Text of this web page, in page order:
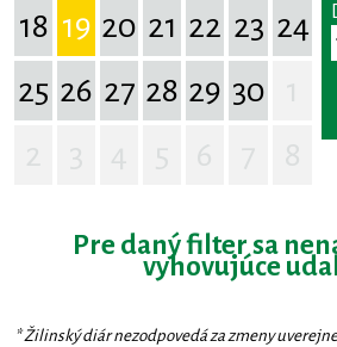
18 19 20 21 22 23 24
25 26 27 28 29 30
Pre daný filter sa
vyhovujúce
* Žilinský diár nezodpovedá za zmeny